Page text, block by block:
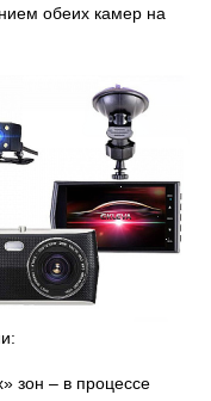
обеих камер на
зон – в процессе